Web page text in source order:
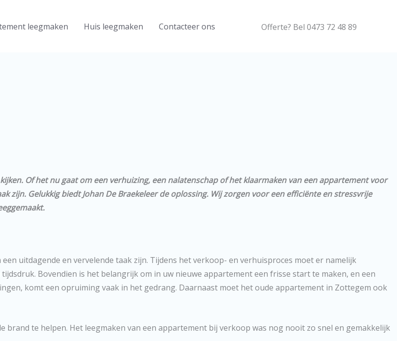
leegmaken Huis leegmaken Contacteer ons Offerte? Bel 0473 72 48 89
Of het nu gaat om een verhuizing, een nalatenschap of het klaarmaken van een appartement voor
zijn. Gelukkig biedt Johan De Braekeleer de oplossing. Wij zorgen voor een efficiënte en stressvrije
uitdagende en vervelende taak zijn. Tijdens het verkoop- en verhuisproces moet er namelijk
Bovendien is het belangrijk om in uw nieuwe appartement een frisse start te maken, en een
komt een opruiming vaak in het gedrang. Daarnaast moet het oude appartement in Zottegem ook
te helpen. Het leegmaken van een appartement bij verkoop was nog nooit zo snel en gemakkelijk